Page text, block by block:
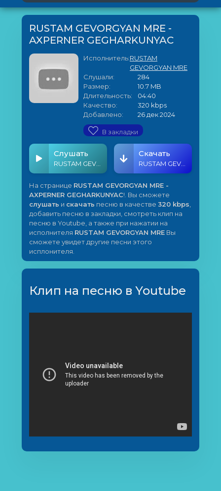
RUSTAM GEVORGYAN MRE -
AXPERNER GEGHARKUNYAC
Исполнитель:RUSTAM
GEVORGYAN MRE
Слушали:
284
Размер:
10.7 MB
Длительность:
04:40
Качество:
320 kbps
Добавлено:
26 дек 2024
В закладки
Слушать Скачать
RUSTAM GEVORGYAN MRE - AXPERNER GEGHARKUNYAC
На странице RUSTAM GEVORGYAN MRE -
AXPERNER GEGHARKUNYAC!. Вы сможете
слушать и скачать песню в качестве 320 kbps
добавить песню в закладки, смотреть клип на
песню в Youtube, а также при нажатии на
исполнителя RUSTAM GEVORGYAN MRE Вы
сможете увидет другие песни этого
исплонителя.
Клип на песню в Youtube